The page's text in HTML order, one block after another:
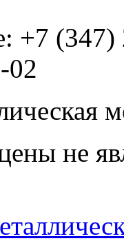
+7 (347)
02
не